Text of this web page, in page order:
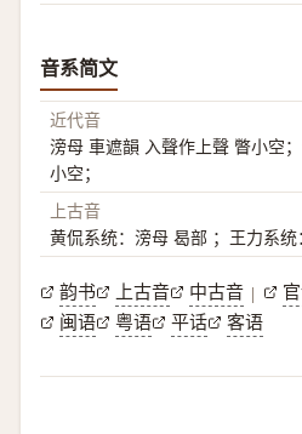
音系简文
近代音
滂母 車遮韻 入聲作上聲 瞥小空
小空；
上古音
黄侃系统：滂母 曷部 ；王力系统
韵书 上古音 中古音 |
闽语
粤语 平话 客语